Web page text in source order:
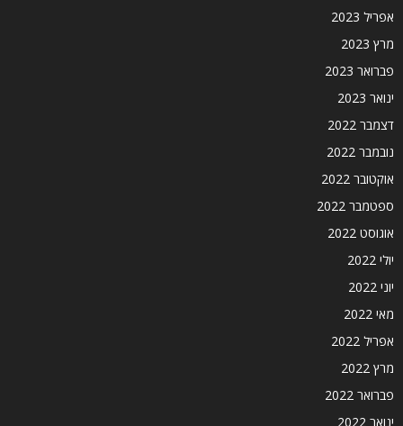
אפריל 2023
מרץ 2023
פברואר 2023
ינואר 2023
דצמבר 2022
נובמבר 2022
אוקטובר 2022
ספטמבר 2022
אוגוסט 2022
יולי 2022
יוני 2022
מאי 2022
אפריל 2022
מרץ 2022
פברואר 2022
ינואר 2022